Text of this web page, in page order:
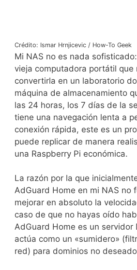
Crédito: Ismar Hrnjicevic / How-To Geek
Mi NAS no es nada
vieja computadora portátil que
convertirla en un laboratorio
máquina de almacenamiento
las 24 horas, los 7 días de la
tiene una navegación lenta a
conexión rápida, este es un
puede replicar de manera
una Raspberry Pi económica.
La razón por la que
AdGuard Home en mi NAS no
mejorar en absoluto la
caso de que no hayas oído
AdGuard Home es un servidor
actúa como un «sumidero»
red) para dominios no